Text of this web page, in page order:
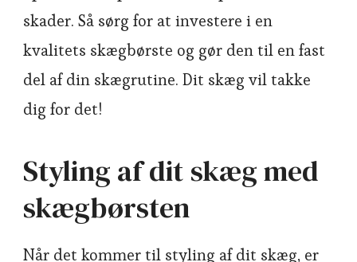
skader. Så sørg for at investere i en
kvalitets skægbørste og gør den til en fast
del af din skægrutine. Dit skæg vil takke
dig for det!
Styling af dit skæg med
skægbørsten
Når det kommer til styling af dit skæg, er